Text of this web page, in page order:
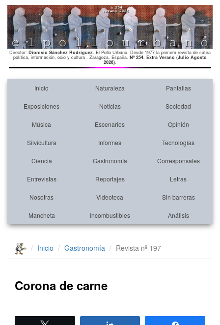
Director: Dionisio Sánchez Rodríguez. El Pollo Urbano. Desde 1977 la primera revista de sátira
política, información, ocio y cultura . Zaragoza. España. Nº 254. Extra Verano (Julio Agosto
2026).
Inicio Naturaleza Pantallas
Exposiciones Noticias Sociedad
Música Escenarios Opinión
Silvicultura Informes Tecnologías
Ciencia Gastronomía Corresponsales
Entrevistas Reportajes Letras
Nosotras Videoteca Sin barreras
Mancheta Incombustibles Análisis
Inicio Gastronomía Revista nº 197
Corona de carne